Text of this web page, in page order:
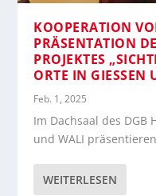
KOOPERATION
PRÄSENTATION
PROJEKTES
ORTE IN GIESSEN
Feb. 1, 2025
Im Dachsaal des DGB
und WALI
WEITERLESEN